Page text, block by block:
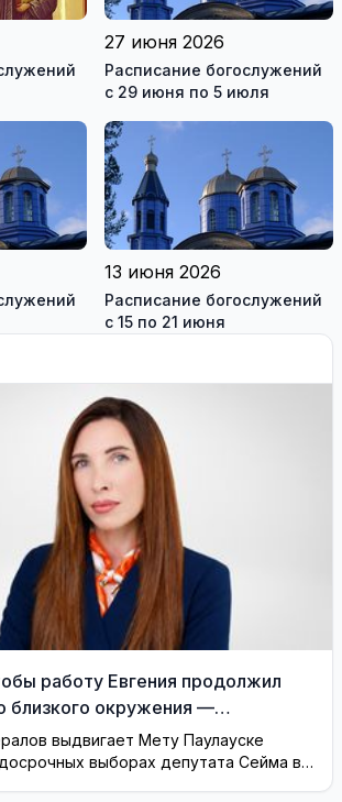
27 июня 2026
Расписание богослужений
с 29 июня по 5 июля
13 июня 2026
Расписание богослужений
с 15 по 21 июня
работу Евгения продолжил
близкого окружения —
Либерального движения
выдвигает Мету Паулауске
выборах депутата Сейма в